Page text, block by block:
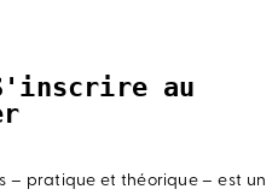
au
– pratique et théorique – est un